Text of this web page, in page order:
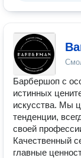
Барбершоп с
истинных
искусства. Мы
тенденции,
своей
Качественный
главные